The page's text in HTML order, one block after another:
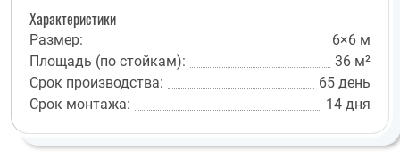
Характеристики
Размер:
6×6 м
Площадь (по стойкам):
36 м²
Срок производства:
65 день
Срок монтажа:
14 дня